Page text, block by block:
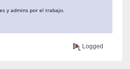
y admins por el trabajo.
Logged